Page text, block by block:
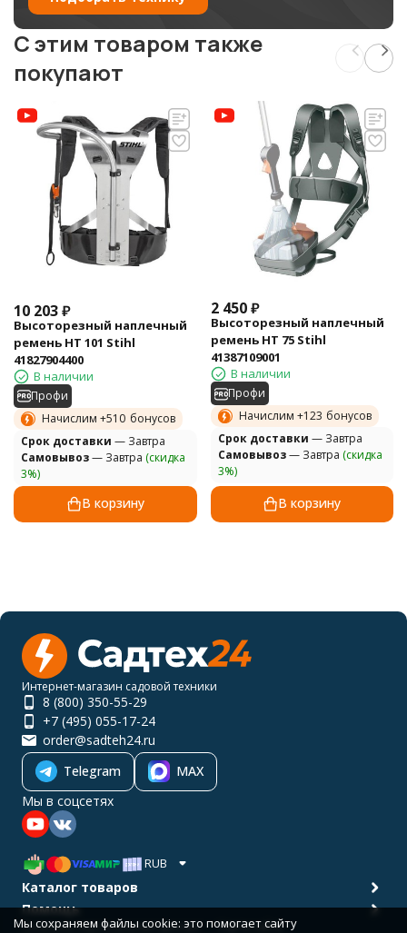
C этим товаром также
покупают
10 203₽
Высоторезный наплечный
ремень HT 101 Stihl
41827904400
В наличии
Профи
Начислим +510 бонусов
Cрок доставки — Завтра
Самовывоз— Завтра (скидка
3%)
В корзину
2 450 ₽
Высоторезный наплечный
ремень HT 75 Stihl
41387109001
В наличии
Профи
Начислим +123 бонусов
Cрок доставки — Завтра
Самовывоз— Завтра (скидка
3%)
В корзину
Интернет-магазин садовой техники
8 (800) 350-55-29
+7 (495) 055-17-24
order@sadteh24.ru
Telegram
MAX
Мы в соцсетях
RUB
Каталог товаров
Помощь
Политика персональных данных Карта сайта
Мы сохраняем файлы cookie: это помогает сайту